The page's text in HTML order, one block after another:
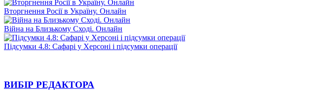
Вторгнення Росії в Україну. Онлайн
Війна на Близькому Сході. Онлайн
Підсумки 4.8: Сафарі у Херсоні і підсумки операції
ВИБІР РЕДАКТОРА